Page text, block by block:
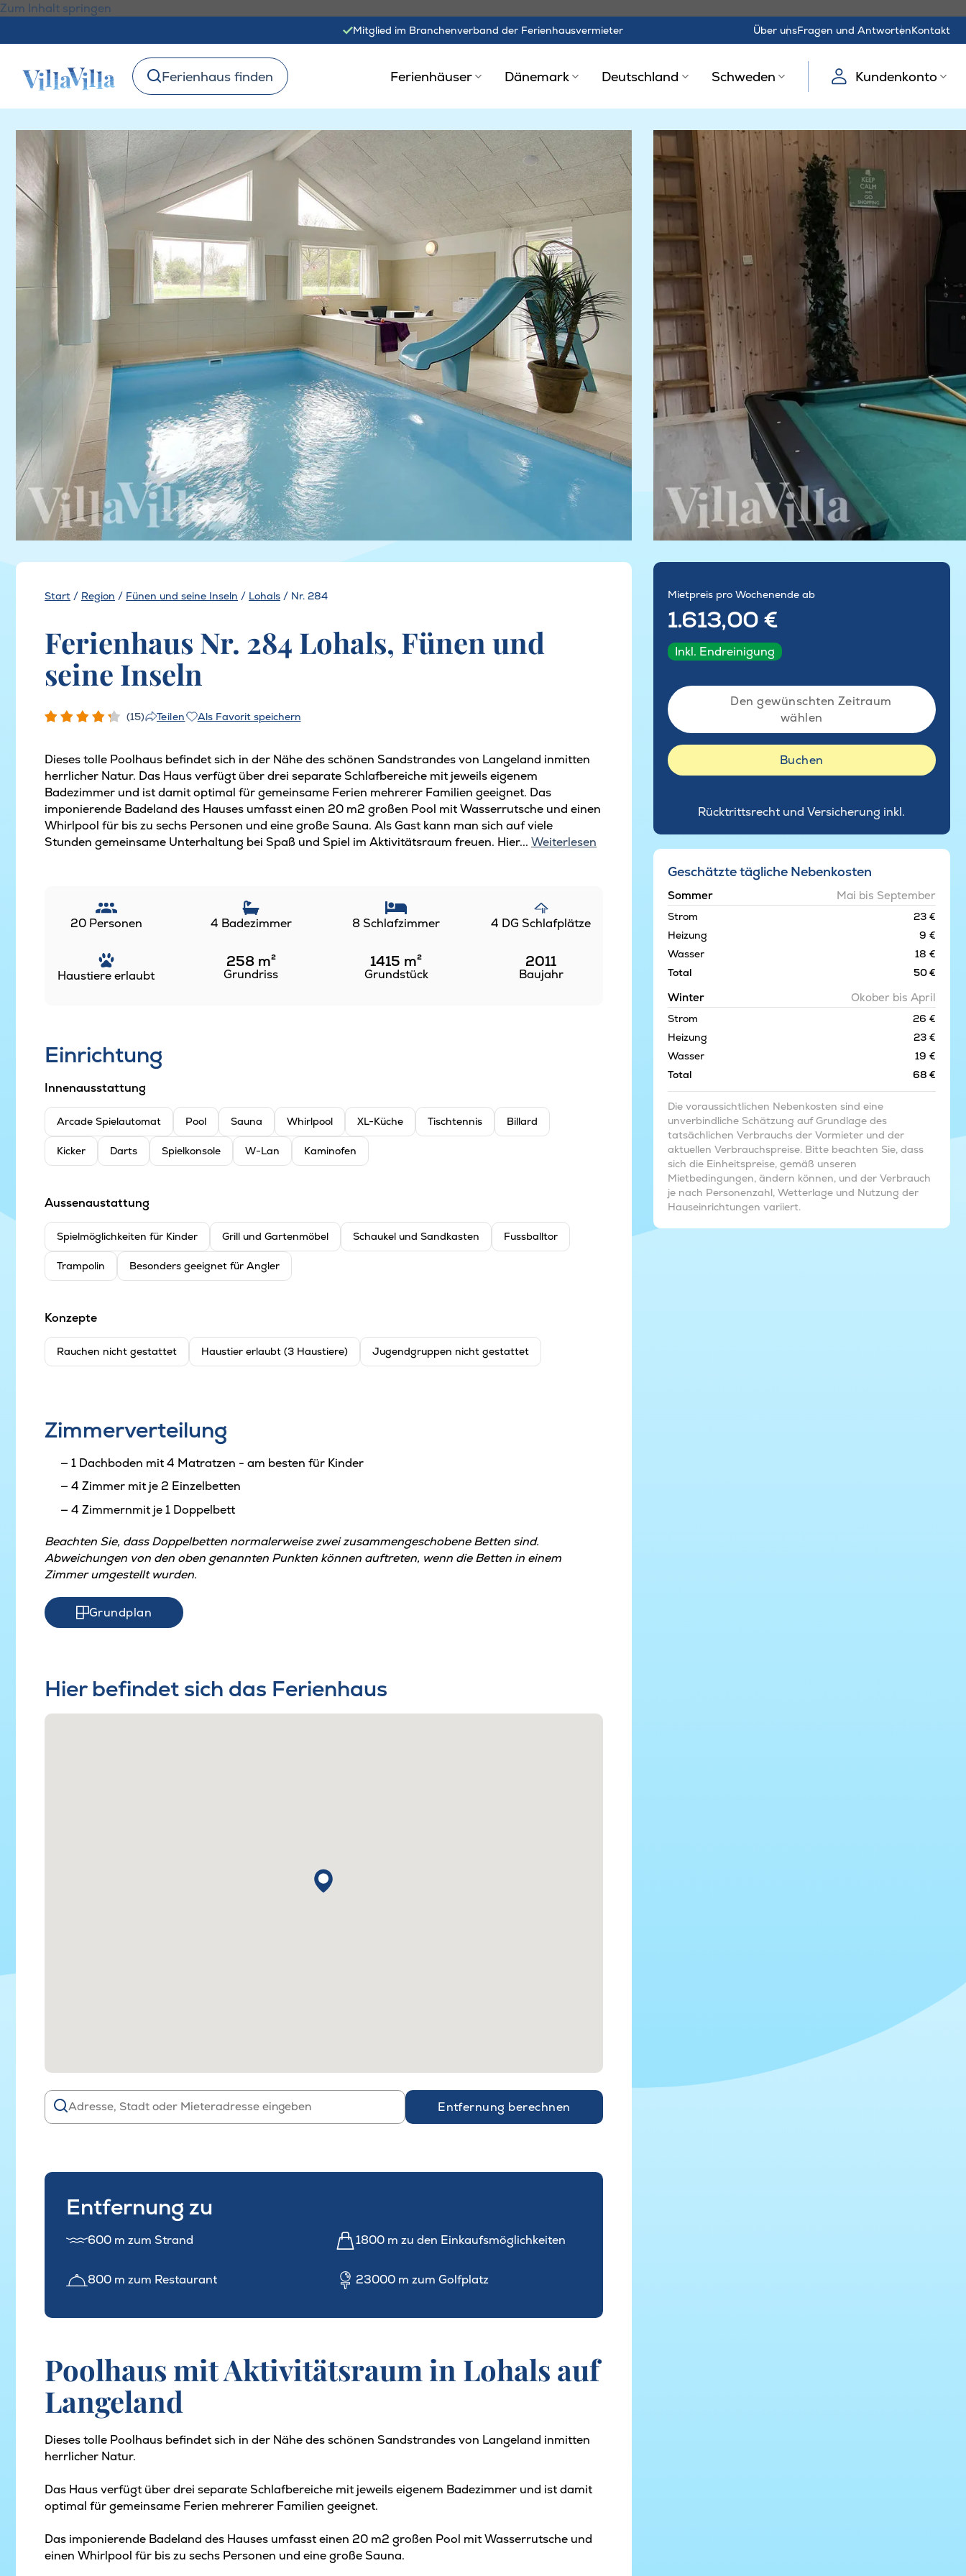
Zum Inhalt springen
Mitglied im Branchenverband der Ferienhausvermieter Über unsFragen und AntwortenKontakt
Ferienhaus finden Ferienhäuser Dänemark Deutschland Schweden Kundenkonto
Start / Region / Fünen und seine Inseln / Lohals / Nr. 284
Ferienhaus Nr. 284 Lohals, Fünen und
seine Inseln
(15) Teilen Als Favorit speichern
Dieses tolle Poolhaus befindet sich in der Nähe des schönen Sandstrandes von Langeland inmitten
herrlicher Natur. Das Haus verfügt über drei separate Schlafbereiche mit jeweils eigenem
Badezimmer und ist damit optimal für gemeinsame Ferien mehrerer Familien geeignet. Das
imponierende Badeland des Hauses umfasst einen 20 m2 großen Pool mit Wasserrutsche und einen
Whirlpool für bis zu sechs Personen und eine große Sauna. Als Gast kann man sich auf viele
Stunden gemeinsame Unterhaltung bei Spaß und Spiel im Aktivitätsraum freuen. Hier... Weiterlesen
20 Personen 4 Badezimmer 8 Schlafzimmer 4 DG Schlafplätze
Haustiere erlaubt
258 m²
Grundriss
1415 m²
Grundstück
2011
Baujahr
Einrichtung
Innenausstattung
Arcade Spielautomat Pool Sauna Whirlpool XL-Küche Tischtennis Billard
Kicker Darts Spielkonsole W-Lan Kaminofen
Aussenaustattung
Spielmöglichkeiten für Kinder Grill und Gartenmöbel Schaukel und Sandkasten Fussballtor
Trampolin Besonders geeignet für Angler
Konzepte
Rauchen nicht gestattet Haustier erlaubt (3 Haustiere) Jugendgruppen nicht gestattet
Zimmerverteilung
1 Dachboden mit 4 Matratzen - am besten für Kinder
4 Zimmer mit je 2 Einzelbetten
4 Zimmernmit je 1 Doppelbett
Beachten Sie, dass Doppelbetten normalerweise zwei zusammengeschobene Betten sind.
Abweichungen von den oben genannten Punkten können auftreten, wenn die Betten in einem
Zimmer umgestellt wurden.
Grundplan
Hier befindet sich das Ferienhaus
Entfernung berechnen
Entfernung zu
600 m zum Strand 1800 m zu den Einkaufsmöglichkeiten
800 m zum Restaurant 23000 m zum Golfplatz
Poolhaus mit Aktivitätsraum in Lohals auf
Langeland
Dieses tolle Poolhaus befindet sich in der Nähe des schönen Sandstrandes von Langeland inmitten
herrlicher Natur.
Das Haus verfügt über drei separate Schlafbereiche mit jeweils eigenem Badezimmer und ist damit
optimal für gemeinsame Ferien mehrerer Familien geeignet.
Das imponierende Badeland des Hauses umfasst einen 20 m2 großen Pool mit Wasserrutsche und
einen Whirlpool für bis zu sechs Personen und eine große Sauna.
Mietpreis pro Wochenende ab
1.613,00 €
Inkl. Endreinigung
Den gewünschten Zeitraum
wählen
Buchen
Rücktrittsrecht und Versicherung inkl.
Geschätzte tägliche Nebenkosten
Sommer Mai bis September
Strom
23 €
Heizung
9 €
Wasser
18 €
Total
50 €
Winter Okober bis April
Strom
26 €
Heizung
23 €
Wasser
19 €
Total
68 €
Die voraussichtlichen Nebenkosten sind eine
unverbindliche Schätzung auf Grundlage des
tatsächlichen Verbrauchs der Vormieter und der
aktuellen Verbrauchspreise. Bitte beachten Sie, dass
sich die Einheitspreise, gemäß unseren
Mietbedingungen, ändern können, und der Verbrauch
je nach Personenzahl, Wetterlage und Nutzung der
Hauseinrichtungen variiert.